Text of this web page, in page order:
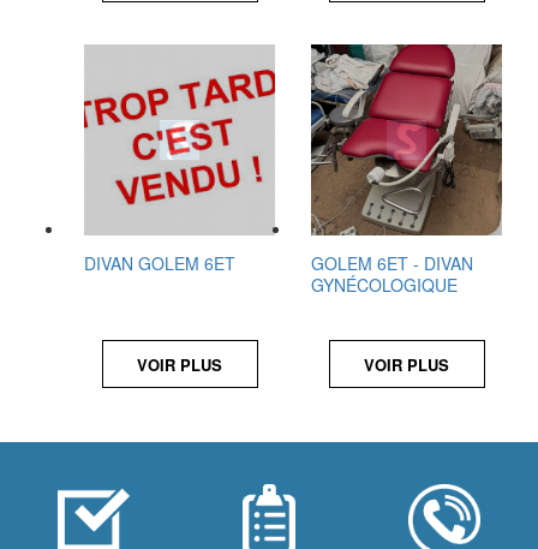
DIVAN GOLEM 6ET
VOIR PLUS
GOLEM 6ET - DIVAN
GYNÉCOLOGIQUE
VOIR PLUS